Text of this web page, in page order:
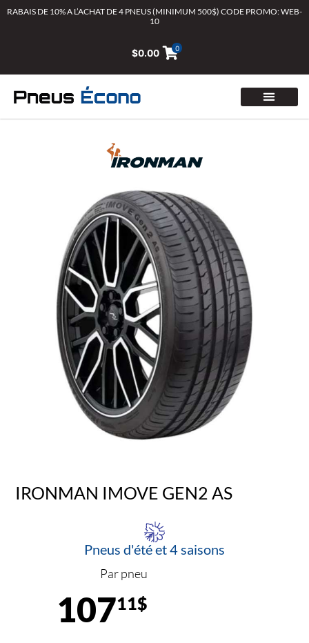
AllerRABAIS DE 10% A L’ACHAT DE 4 PNEUS (MINIMUM 500$) CODE PROMO: WEB-
10
$0.00 0
IRONMAN IMOVE GEN2 AS
Pneus d'été et 4 saisons
Par pneu
10711$